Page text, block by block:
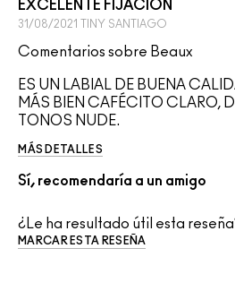
EXCELENTE FIJACION
31/08/2021 TINY SANTIAGO
Comentarios sobre Beaux
ES UN LABIAL DE BUENA
MÁS BIEN CAFÉCITO CLARO,
TONOS NUDE.
MÁS DETALLES
Sí, recomendaría a un amigo
¿Le ha resultado útil esta
MARCAR ESTA RESEÑA